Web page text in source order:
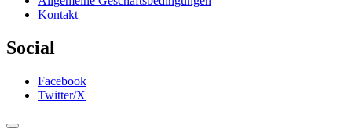
Kontakt
Social
Facebook
Twitter/X